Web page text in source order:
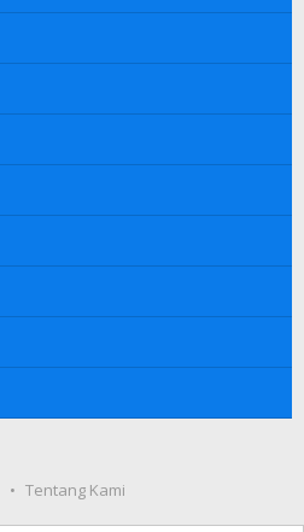
Tentang Kami